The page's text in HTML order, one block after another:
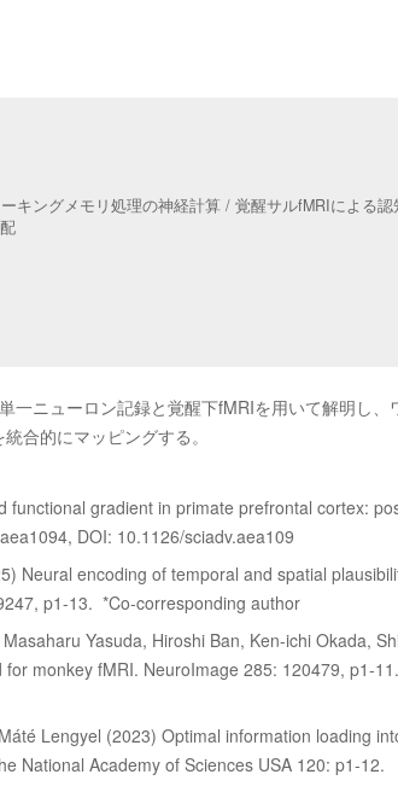
キングメモリ処理の神経計算 / 覚醒サルfMRIによる
ニューロン記録と覚醒下fMRIを用いて解明し、
合的にマッピングする。
gradient in primate prefrontal cortex:
DOI: 10.1126/sciadv.aea109
Neural encoding of temporal and spatial
p1-13. *Co-corresponding author
Yasuda, Hiroshi Ban, Ken-ichi Okada,
monkey fMRI. NeuroImage 285: 120479, p1-
Lengyel (2023) Optimal information loading
National Academy of Sciences USA 120: p1-12.